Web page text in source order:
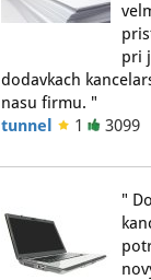
pri
dodavkach
nasu firmu. "
tunnel
1 3099
"